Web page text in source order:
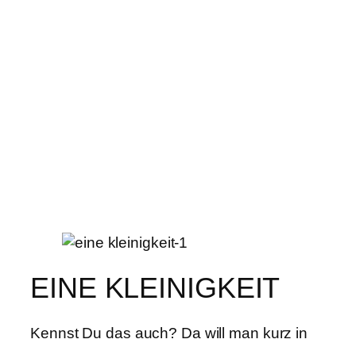
EINE KLEINIGKEIT
Kennst Du das auch? Da will man kurz in